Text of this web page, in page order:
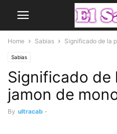
Home Sabias Significado de la
Sabias
Significado de
jamon de
By ultracab -